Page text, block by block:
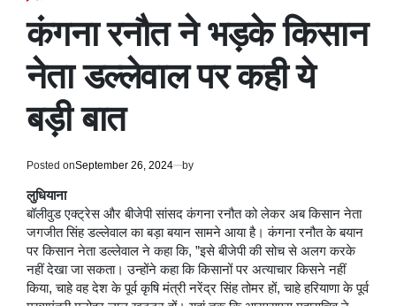
कंगना रनौत ने भड़के किसान
नेता डल्लेवाल पर कही ये
बड़ी बात
Posted onSeptember 26, 2024 by
लुधियाना
बॉलीवुड एक्ट्रेस और बीजेपी सांसद कंगना रनौत को लेकर अब किसान नेता
जगजीत सिंह डल्लेवाल का बड़ा बयान सामने आया है। कंगना रनौत के बयान
पर किसान नेता डल्लेवाल ने कहा कि, ”इसे बीजेपी की सोच से अलग करके
नहीं देखा जा सकता। उन्होंने कहा कि किसानों पर अत्याचार किसने नहीं
किया, चाहे वह देश के पूर्व कृषि मंत्री नरेंद्र सिंह तोमर हों, चाहे हरियाणा के पूर्व